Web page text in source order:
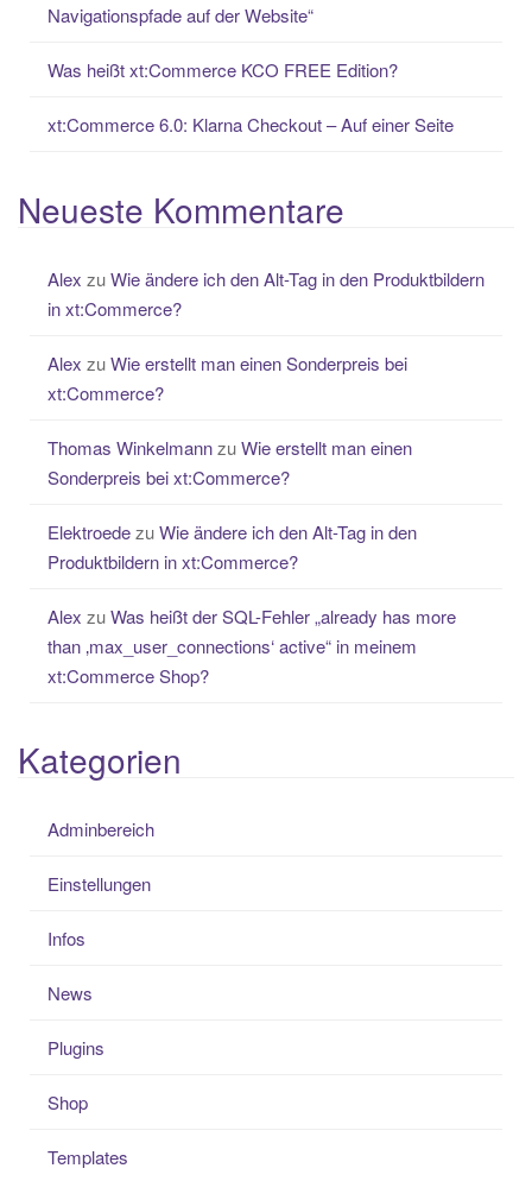
Navigationspfade auf der Website“
Was heißt xt:Commerce KCO FREE Edition?
xt:Commerce 6.0: Klarna Checkout – Auf einer Seite
Neueste Kommentare
Alex zuWie ändere ich den Alt-Tag in den Produktbildern
in xt:Commerce?
Alex zuWie erstellt man einen Sonderpreis bei
xt:Commerce?
Thomas WinkelmannzuWie erstellt man einen
Sonderpreis bei xt:Commerce?
ElektroedezuWie ändere ich den Alt-Tag in den
Produktbildern in xt:Commerce?
Alex zuWas heißt der SQL-Fehler „already has more
than ‚max_user_connections‘ active“ in meinem
xt:Commerce Shop?
Kategorien
Adminbereich
Einstellungen
Infos
News
Plugins
Shop
Templates